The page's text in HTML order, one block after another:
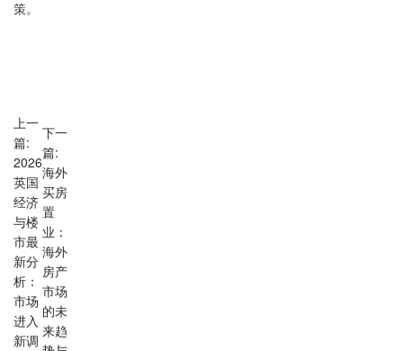
策。
上一
篇:
2026
英国
经济
与楼
市最
新分
析：
市场
进入
新调
下一
篇:
海外
买房
置
业：
海外
房产
市场
的未
来趋